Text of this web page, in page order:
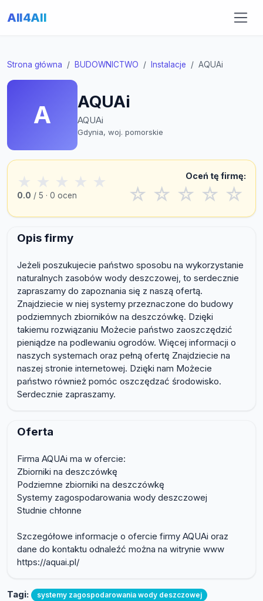
All4All
Strona główna BUDOWNICTWO Instalacje AQUAi
A AQUAi
AQUAi
Gdynia, woj. pomorskie
★ ★ ★ ★ ★
0.0 / 5 · 0 ocen
Oceń tę firmę:
☆ ☆ ☆ ☆ ☆
Opis firmy
Jeżeli poszukujecie państwo sposobu na wykorzystanie
naturalnych zasobów wody deszczowej, to serdecznie
zapraszamy do zapoznania się z naszą ofertą.
Znajdziecie w niej systemy przeznaczone do budowy
podziemnych zbiorników na deszczówkę. Dzięki
takiemu rozwiązaniu Możecie państwo zaoszczędzić
pieniądze na podlewaniu ogrodów. Więcej informacji o
naszych systemach oraz pełną ofertę Znajdziecie na
naszej stronie internetowej. Dzięki nam Możecie
państwo również pomóc oszczędzać środowisko.
Serdecznie zapraszamy.
Oferta
Firma AQUAi ma w ofercie:
Zbiorniki na deszczówkę
Podziemne zbiorniki na deszczówkę
Systemy zagospodarowania wody deszczowej
Studnie chłonne
Szczegółowe informacje o ofercie firmy AQUAi oraz
dane do kontaktu odnaleźć można na witrynie www
https://aquai.pl/
Tagi:
systemy zagospodarowania wody deszczowej